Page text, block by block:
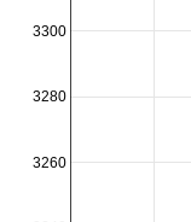
3260
3280
3300